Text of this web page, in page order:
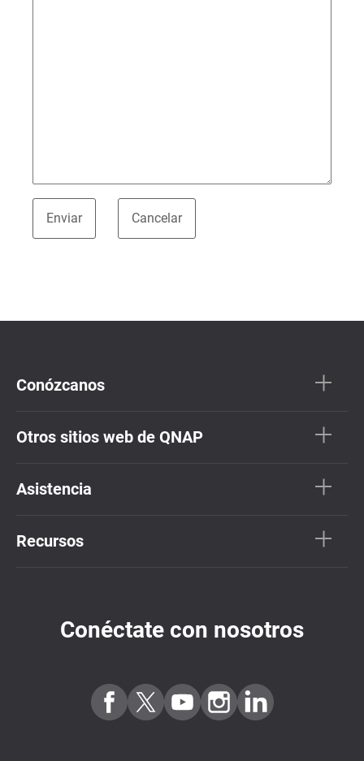
Conózcanos
Otros sitios web de QNAP
Asistencia
Recursos
Conéctate con nosotros